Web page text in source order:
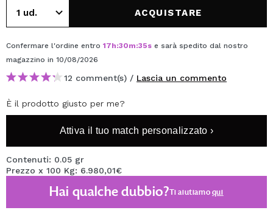
ACQUISTARE
Confermare l'ordine entro 17h:30m:34s e sarà spedito dal nostro
magazzino in 10/08/2026
12 comment(s) / Lascia un commento
È il prodotto giusto per me?
Attiva il tuo match personalizzato ›
Contenuti: 0.05 gr
Prezzo x 100 Kg: 6.980,01€
Hai qualche dubbio?Ti aiutiamoqui